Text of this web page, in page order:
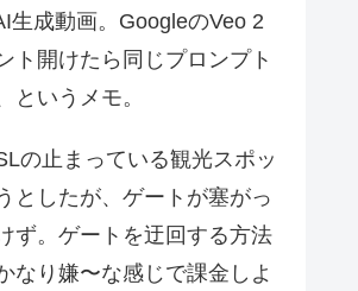
生成動画。GoogleのVeo 2
ト開けたら同じプロンプト
というメモ。
の止まっている観光スポッ
としたが、ゲートが塞がっ
ず。ゲートを迂回する方法
なり嫌〜な感じで課金しよ